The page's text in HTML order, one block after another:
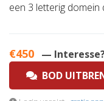
een 3 letterig
€450 —
BOD